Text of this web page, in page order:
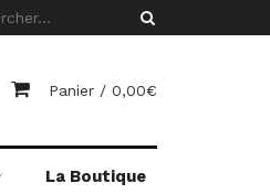
Panier / 0,00€
La Boutique